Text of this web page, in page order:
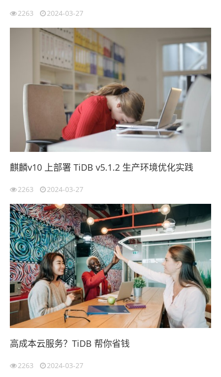
2263 2024-03-27
麒麟v10 上部署 TiDB v5.1.2 生产环境优化实践
2263 2024-03-27
高成本云服务？TiDB 帮你省钱
2263 2024-03-27